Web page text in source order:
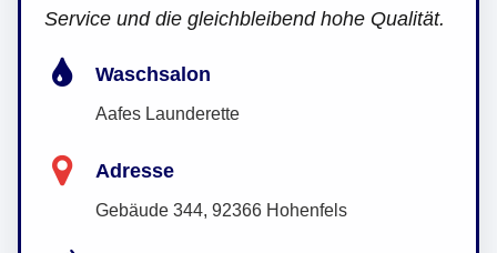
Service und die gleichbleibend hohe Qualität.
Waschsalon
Aafes Launderette
Adresse
Gebäude 344, 92366 Hohenfels